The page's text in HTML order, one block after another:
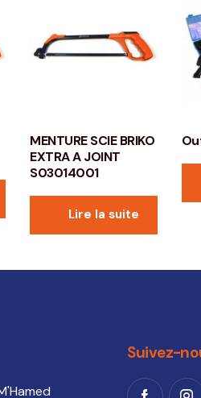
MENTURE SCIE BRIKO
EXTRA A JOINT
S03014001
Lire la suite
Suivez-